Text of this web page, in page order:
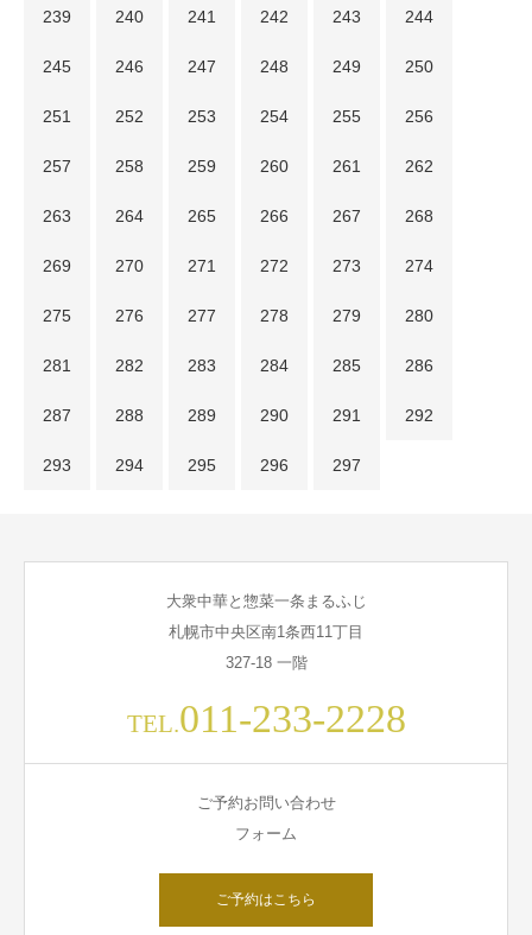
239 240 241 242 243 244
245 246 247 248 249 250
251 252 253 254 255 256
257 258 259 260 261 262
263 264 265 266 267 268
269 270 271 272 273 274
275 276 277 278 279 280
281 282 283 284 285 286
287 288 289 290 291 292
293 294 295 296 297
大衆中華と惣菜一条まるふじ
札幌市中央区南1条西11丁目
327-18 一階
TEL.011-233-2228
ご予約お問い合わせ
フォーム
ご予約はこちら